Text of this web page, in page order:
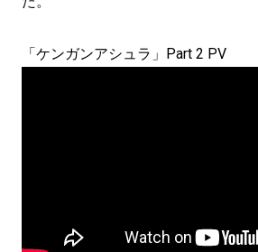
「ケンガンアシュラ」Part 2 PV